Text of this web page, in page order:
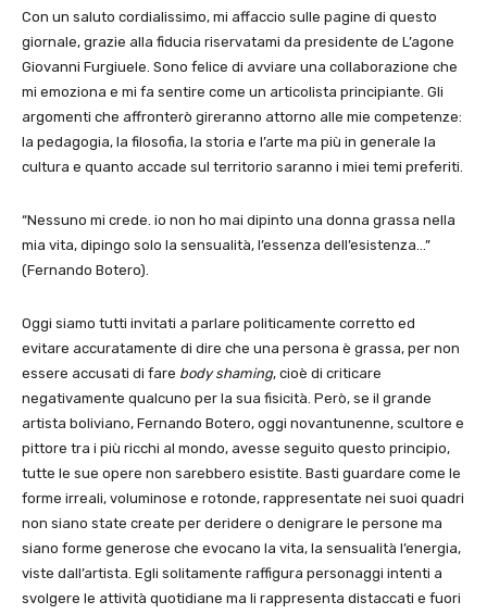
Con un saluto cordialissimo, mi affaccio sulle pagine di questo
giornale, grazie alla fiducia riservatami da presidente de L’agone
Giovanni Furgiuele. Sono felice di avviare una collaborazione che
mi emoziona e mi fa sentire come un articolista principiante. Gli
argomenti che affronterò gireranno attorno alle mie competenze:
la pedagogia, la filosofia, la storia e l’arte ma più in generale la
cultura e quanto accade sul territorio saranno i miei temi preferiti.
“Nessuno mi crede. io non ho mai dipinto una donna grassa nella
mia vita, dipingo solo la sensualità, l’essenza dell’esistenza…”
(Fernando Botero).
Oggi siamo tutti invitati a parlare politicamente corretto ed
evitare accuratamente di dire che una persona è grassa, per non
essere accusati di fare body shaming, cioè di criticare
negativamente qualcuno per la sua fisicità. Però, se il grande
artista boliviano, Fernando Botero, oggi novantunenne, scultore e
pittore tra i più ricchi al mondo, avesse seguito questo principio,
tutte le sue opere non sarebbero esistite. Basti guardare come le
forme irreali, voluminose e rotonde, rappresentate nei suoi quadri
non siano state create per deridere o denigrare le persone ma
siano forme generose che evocano la vita, la sensualità l’energia,
viste dall’artista. Egli solitamente raffigura personaggi intenti a
svolgere le attività quotidiane ma li rappresenta distaccati e fuori